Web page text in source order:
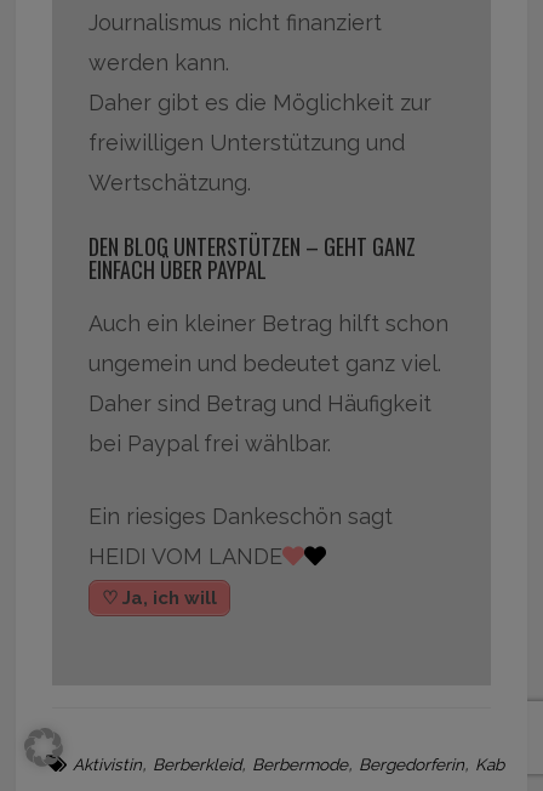
Journalismus nicht finanziert
werden kann.
Daher gibt es die Möglichkeit zur
freiwilligen Unterstützung und
Wertschätzung.
DEN BLOG UNTERSTÜTZEN – GEHT GANZ
EINFACH ÜBER PAYPAL
Auch ein kleiner Betrag hilft schon
ungemein und bedeutet ganz viel.
Daher sind Betrag und Häufigkeit
bei Paypal frei wählbar.
Ein riesiges Dankeschön sagt
HEIDI VOM LANDE
♡ Ja, ich will
Aktivistin, Berberkleid, Berbermode, Bergedorferin, Kab